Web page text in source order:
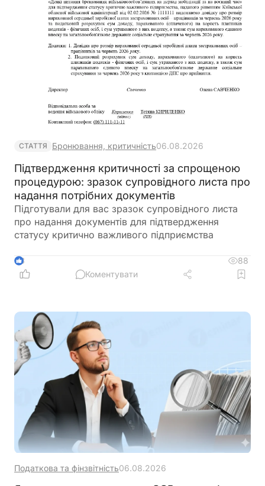
СТАТТЯ Бронювання, критичність06.08.2026
Підтвердження критичності за спрощеною
процедурою: зразок супровідного листа про
надання потрібних документів
Підготували для вас зразок супровідного листа
про надання документів для підтвердження
статусу критично важливого підприємства
3
88
Коментувати
Податкова та фінзвітність06.08.2026